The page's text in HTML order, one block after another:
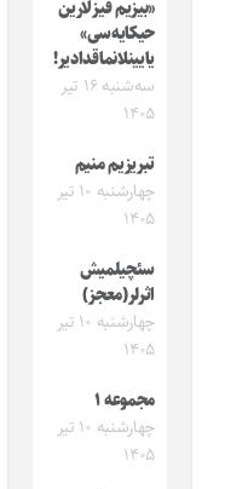
«بیزیم قیزلارین
حیکایه‌سی»
یایینلانماقدادیر!
سه‌شنبه ۱۶ تیر
۱۴۰۵
تبریزیم منیم
چهارشنبه ۱۰ تیر
۱۴۰۵
سئچیلمیش
اثرلر(معجز)
چهارشنبه ۱۰ تیر
۱۴۰۵
مجموعه ۱
چهارشنبه ۱۰ تیر
۱۴۰۵